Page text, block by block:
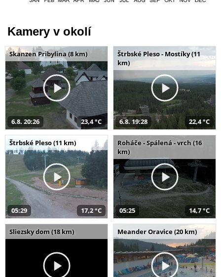
Kamery v okolí
Skanzen Pribylina (8 km)
6.8. 20:26 23,4 °C
Štrbské Pleso - Mostíky (11
km)
6.8. 19:28 22,4 °C
Štrbské Pleso (11 km)
05:29 17,2 °C
Roháče - Spálená - vrch (16
km)
05:25 14,7 °C
Sliezsky dom (18 km) Meander Oravice (20 km)